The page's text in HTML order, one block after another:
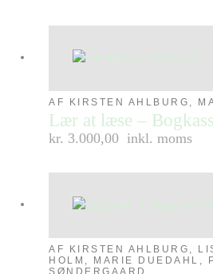
AF KIRSTEN AHLBURG,
Lær at læse –
kr. 3.000,00 inkl. moms
AF KIRSTEN AHLBURG,
HOLM, MARIE DUEDAHL,
SØNDERGAARD